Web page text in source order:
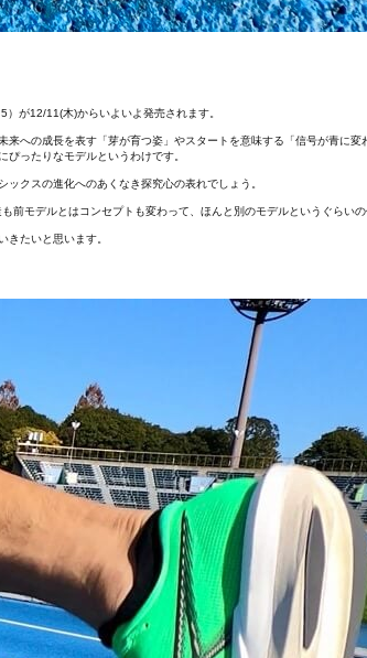
が12/11(木)からいよいよ発売されます。
への成長を表す「芽が育つ姿」やスタートを意味する「信号が青に変
ったりなモデルというわけです。
クスの進化へのあくなき探究心の表れでしょう。
モデルとはコンセプトも変わって、ほんと別のモデルというぐらいの
たいと思います。